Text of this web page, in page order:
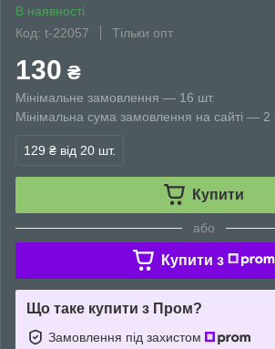
В наявності
Код: t-22057
Тільки опт
130 ₴
Мінімальне замовлення — 16 шт.
Мінімальна сума замовлення на сайті — 2
129 ₴ від 20 шт.
Купити
або
Купити з
Що таке купити з Пром?
Замовлення під захистом